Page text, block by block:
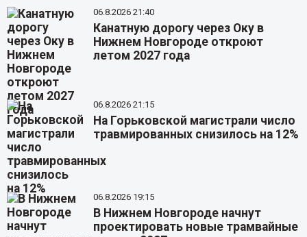
06.8.2026 21:40
Канатную дорогу через Оку в
Нижнем Новгороде откроют
летом 2027 года
06.8.2026 21:15
На Горьковской магистрали число
травмированных снизилось на 12%
06.8.2026 19:15
В Нижнем Новгороде начнут
проектировать новые трамвайные